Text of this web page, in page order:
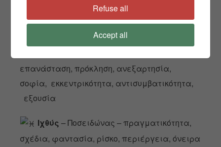
εγκράτεια, τιμιότητα, υπομονή, έλλειψη
αυθορμητισμού
επανάσταση, πρόκληση, ανεξαρτησία,
σοφία, εκκεντρικότητα, αντισυμβατικότητα,
εξουσία
Ιχθύς – Ποσειδώνας – πραγματικότητα,
σχέδια, φαντασία, ρίσκο, περιέργεια, όνειρα
Refuse all
Accept all